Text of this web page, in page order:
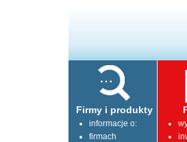
Firmy i produkty
informacje o:
firmach